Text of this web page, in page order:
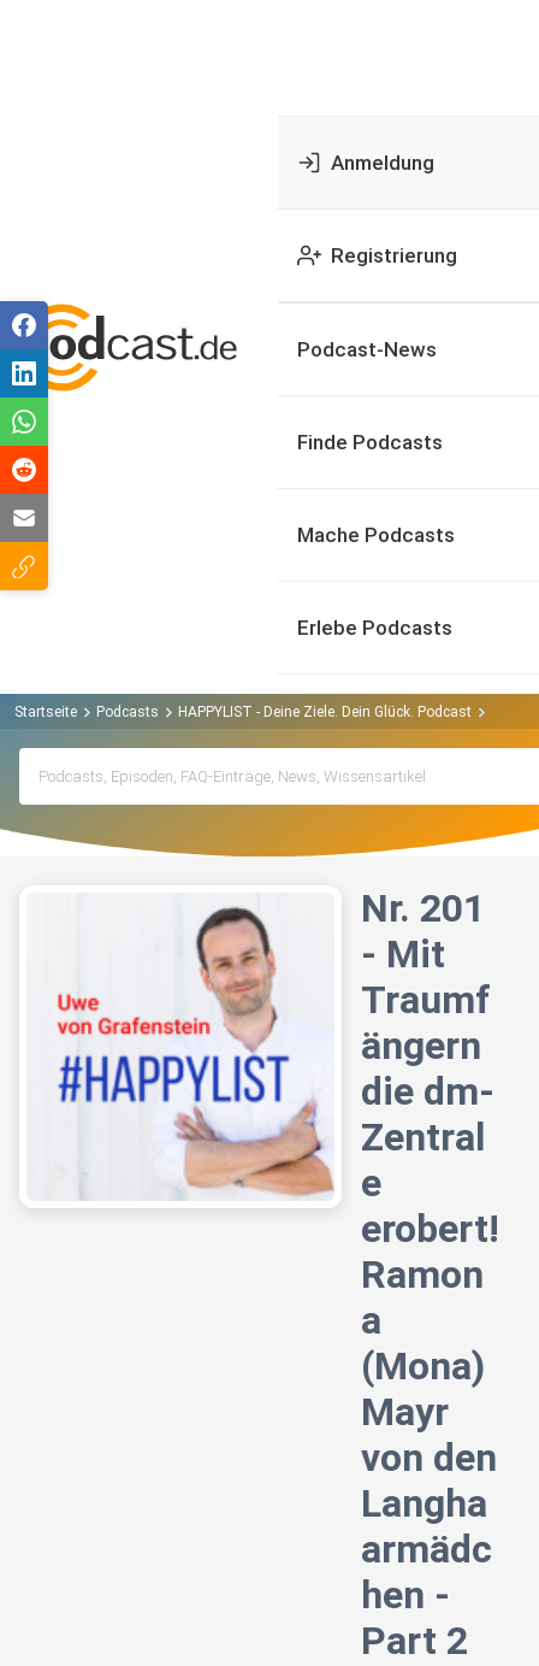
Anmeldung
Registrierung
Podcast-News
Finde Podcasts
Mache Podcasts
Erlebe Podcasts
Startseite Podcasts HAPPYLIST - Deine Ziele. Dein Glück. Podcast
Nr. 201
- Mit
Traumf
ängern
die dm-
Zentral
e
erobert!
Ramon
a
(Mona)
Mayr
von den
Langha
armädc
hen -
Part 2